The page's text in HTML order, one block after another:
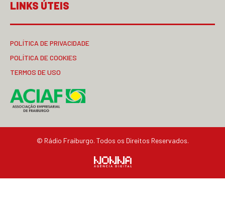
LINKS ÚTEIS
POLÍTICA DE PRIVACIDADE
POLÍTICA DE COOKIES
TERMOS DE USO
© Rádio Fraiburgo. Todos os Direitos Reservados.